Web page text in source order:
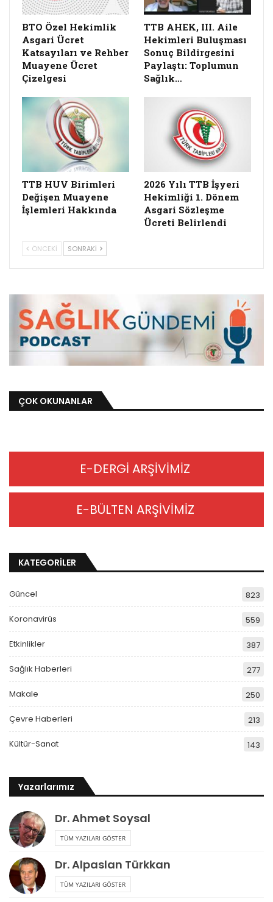
BTO Özel Hekimlik
Asgari Ücret
Katsayıları ve Rehber
Muayene Ücret
Çizelgesi
TTB AHEK, III. Aile
Hekimleri Buluşması
Sonuç Bildirgesini
Paylaştı: Toplumun
Sağlık…
TTB HUV Birimleri
Değişen Muayene
İşlemleri Hakkında
2026 Yılı TTB İşyeri
Hekimliği 1. Dönem
Asgari Sözleşme
Ücreti Belirlendi
ÖNCEKI SONRAKI
ÇOK OKUNANLAR
E-DERGİ ARŞİVİMİZ
E-BÜLTEN ARŞİVİMİZ
KATEGORİLER
Güncel 823
Koronavirüs 559
Etkinlikler 387
Sağlık Haberleri 277
Makale 250
Çevre Haberleri 213
Kültür-Sanat 143
Yazarlarımız
Dr. Ahmet Soysal
TÜM YAZILARI GÖSTER
Dr. Alpaslan Türkkan
TÜM YAZILARI GÖSTER